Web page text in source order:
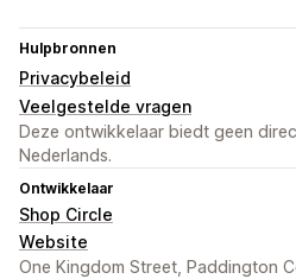
Hulpbronnen
Privacybeleid
Veelgestelde vragen
Deze ontwikkelaar biedt geen
Nederlands.
Ontwikkelaar
Shop Circle
Website
One Kingdom Street, Paddington